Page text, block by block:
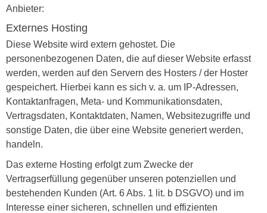
Anbieter:
Externes Hosting
Diese Website wird extern gehostet. Die
personenbezogenen Daten, die auf dieser Website erfasst
werden, werden auf den Servern des Hosters / der Hoster
gespeichert. Hierbei kann es sich v. a. um IP-Adressen,
Kontaktanfragen, Meta- und Kommunikationsdaten,
Vertragsdaten, Kontaktdaten, Namen, Websitezugriffe und
sonstige Daten, die über eine Website generiert werden,
handeln.
Das externe Hosting erfolgt zum Zwecke der
Vertragserfüllung gegenüber unseren potenziellen und
bestehenden Kunden (Art. 6 Abs. 1 lit. b DSGVO) und im
Interesse einer sicheren, schnellen und effizienten